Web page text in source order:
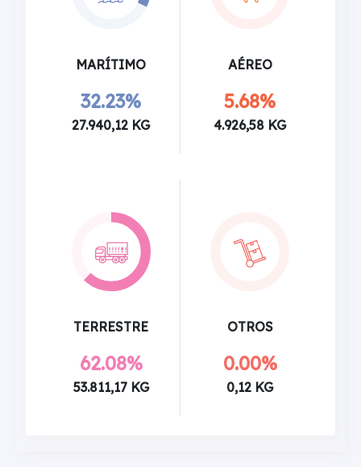
MARÍTIMO
32.23%
27.940,12 KG
AÉREO
5.68%
4.926,58 KG
TERRESTRE
62.08%
53.811,17 KG
OTROS
0.00%
0,12 KG